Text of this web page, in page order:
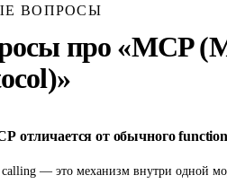
ВОПРОСЫ
про «MCP
отличается от обычного
— это механизм внутри одной